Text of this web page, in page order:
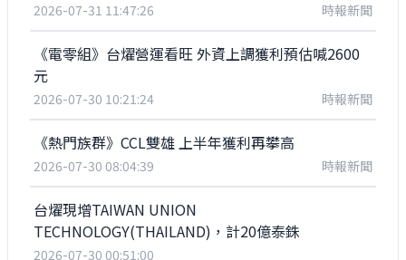
2026-07-31 11:47:26 時報新聞
《電零組》台燿營運看旺 外資上調獲利預估喊2600
元
2026-07-30 10:21:24 時報新聞
《熱門族群》CCL雙雄 上半年獲利再攀高
2026-07-30 08:04:39 時報新聞
台燿現增TAIWAN UNION
TECHNOLOGY(THAILAND)，計20億泰銖
2026-07-30 00:51:00